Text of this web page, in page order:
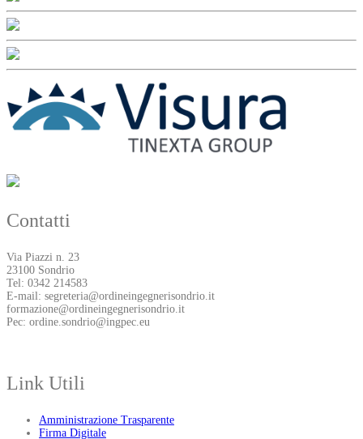
Contatti
Via Piazzi n. 23
23100 Sondrio
Tel: 0342 214583
E-mail: segreteria@ordineingegnerisondrio.it
formazione@ordineingegnerisondrio.it
Pec: ordine.sondrio@ingpec.eu
Link Utili
Amministrazione Trasparente
Firma Digitale